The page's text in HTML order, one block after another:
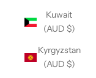
Kuwait
(AUD $)
Kyrgyzstan
(AUD $)